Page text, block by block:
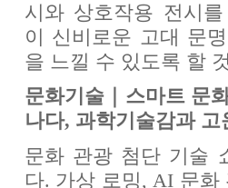
시와 상호작용 전시
이 신비로운 고대 문
을 느낄 수 있도록 할
문화기술｜스마트 문
나다, 과학기술감과
문화 관광 첨단 기술
다. 가상 로밍, AI 문화